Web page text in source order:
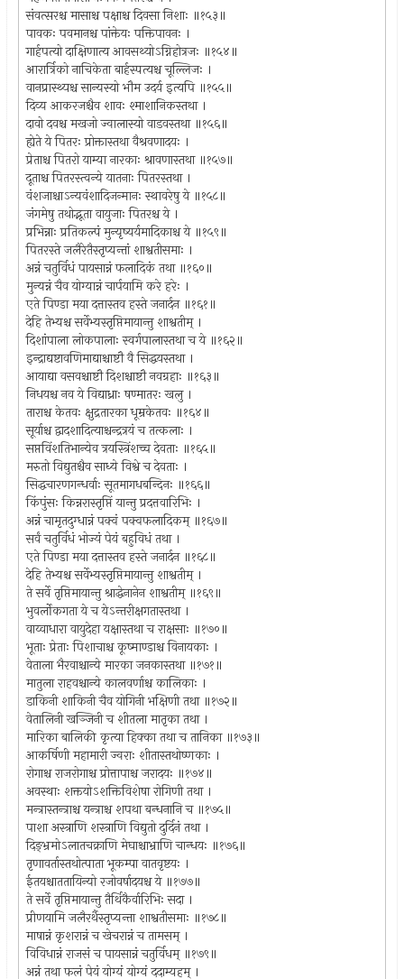
संवत्सरश्च मासाश्च पक्षाश्च दिवसा निशाः ॥१५३॥
पावकः पवमानश्च पांक्तेयः पक्तिपावनः ।
गार्हपत्यो दाक्षिणात्य आवसथ्योऽग्निहोत्रजः ॥१५४॥
आरार्त्रिको नाचिकेता बार्हस्पत्यश्च चूल्लिजः ।
वानप्रास्थ्यश्च सान्यस्यो भौम उदर्य इत्यपि ॥१५५॥
दिव्य आकरजश्चैव शावः श्माशानिकस्तथा ।
दावो दवश्च मखजो ज्वालास्यो वाडवस्तथा ॥१५६॥
ह्येते ये पितरः प्रोक्तास्तथा वैश्रवणादयः ।
प्रेताश्च पितरो याम्या नारकाः श्रावणास्तथा ॥१५७॥
दूताश्च पितरस्त्वन्ये यातनाः पितरस्तथा ।
वंशजाश्चाऽन्यवंशादिजन्मानः स्थावरेषु ये ॥१५८॥
जंगमेषु तथोद्भूता वायुजाः पितरश्च ये ।
प्रभिन्नाः प्रतिकल्पं मुन्यृष्यर्यमादिकाश्च ये ॥१५९॥
पितरस्ते जलैरेतैस्तृप्यन्तां शाश्वतीसमाः ।
अन्नं चतुर्विधं पायसान्नं फलादिकं तथा ॥१६०॥
मुन्यन्नं चैव योग्यान्नं चार्पयामि करे हरेः ।
एते पिण्डा मया दत्तास्तव हस्ते जनार्दन ॥१६१॥
देहि तेभ्यश्च सर्वेभ्यस्तृप्तिमायान्तु शाश्वतीम् ।
दिशांपाला लोकपालाः स्वर्गपालास्तथा च ये ॥१६२॥
इन्द्राद्यष्टावणिमाद्याश्चाष्टौ वै सिद्धयस्तथा ।
आयाद्या वसवश्चाष्टौ दिशश्चाष्टौ नवग्रहाः ॥१६३॥
निधयश्च नव ये विद्याध्राः षण्मातरः खलु ।
ताराश्च केतवः क्षुद्रतारका धूम्रकेतवः ॥१६४॥
सूर्याश्च द्वादशादित्याश्चन्द्रत्रयं च तत्कलाः ।
सप्तविंशतिभान्येव त्रयस्त्रिंशच्च देवताः ॥१६५॥
मरुतो विद्युतश्चैव साध्ये विश्वे च देवताः ।
सिद्धचारणगन्धर्वाः सूतमागधबन्दिनः ॥१६६॥
किंपुंसः किन्नरास्तृप्तिं यान्तु प्रदत्तवारिभिः ।
अन्नं चामृतदुग्धान्नं पक्वं पक्वफलादिकम् ॥१६७॥
सर्वं चतुर्विधं भोज्यं पेयं बहुविधं तथा ।
एते पिण्डा मया दत्तास्तव हस्ते जनार्दन ॥१६८॥
देहि तेभ्यश्च सर्वेभ्यस्तृप्तिमायान्तु शाश्वतीम् ।
ते सर्वे तृप्तिमायान्तु श्राद्धेनानेन शाश्वतीम् ॥१६९॥
भुवर्लोकगता ये च येऽन्तरीक्षगतास्तथा ।
वाय्वाधारा वायुदेहा यक्षास्तथा च राक्षसाः ॥१७०॥
भूताः प्रेताः पिशाचाश्च कूष्माण्डाश्च विनायकाः ।
वेताला भैरवाश्चान्ये मारका जनकास्तथा ॥१७१॥
मातुला राहवश्चान्ये कालवर्णाश्च कालिकाः ।
डाकिनी शाकिनी चैव योगिनी भक्षिणी तथा ॥१७२॥
वेतालिनी खञ्जिनी च शीतला मातृका तथा ।
मारिका बालिकी कृत्या हिक्का तथा च तानिका ॥१७३॥
आकर्षिणी महामारी ज्वराः शीतास्तथोष्णकाः ।
रोगाश्च राजरोगाश्च प्रोत्तापाश्च जरादयः ॥१७४॥
अवस्थाः शक्तयोऽशक्तिविशेषा रोगिणी तथा ।
मन्त्रास्तन्त्राश्च यन्त्राश्च शपथा बन्धनानि च ॥१७५॥
पाशा अस्त्राणि शस्त्राणि विद्युतो दुर्दिनं तथा ।
दिङ्भ्रमोऽलातचक्राणि मेघाश्चाभ्राणि चान्धयः ॥१७६॥
तृणावर्तास्तथोत्पाता भूकम्पा वातवृष्टयः ।
ईतयश्चाततायिन्यो रजोवर्षादयश्च ये ॥१७७॥
ते सर्वे तृप्तिमायान्तु तैर्थिकैर्वारिभिः सदा ।
प्रीणयामि जलैरर्थैस्तृप्यन्ता शाश्वतीसमाः ॥१७८॥
माषान्नं कृशरान्नं च खेचरान्नं च तामसम् ।
विविधान्नं राजसं च पायसान्नं चतुर्विधम् ॥१७९॥
अन्नं तथा फलं पेयं योग्यं योग्यं ददाम्यहम् ।